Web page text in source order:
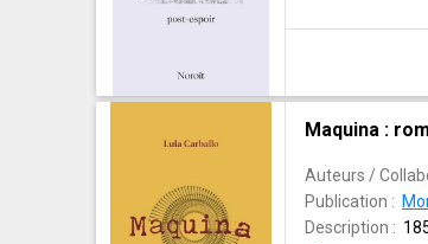
Maquina :
Auteurs /
Publication :
Description :